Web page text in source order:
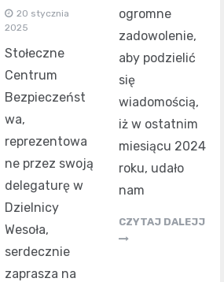
20 stycznia
2025
Stołeczne
Centrum
Bezpieczeńst
wa,
reprezentowa
ne przez swoją
delegaturę w
Dzielnicy
Wesoła,
serdecznie
zaprasza na
ogromne
zadowolenie,
aby podzielić
się
wiadomością,
iż w ostatnim
miesiącu 2024
roku, udało
nam
CZYTAJ DALEJJ